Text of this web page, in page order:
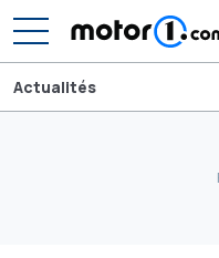
Actualités